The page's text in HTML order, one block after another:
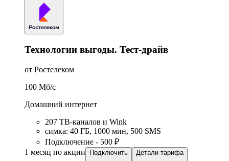
Технологии выгоды. Тест-драйв
от Ростелеком
100 Мб/c
Домашний интернет
207 ТВ-каналов и Wink
симка: 40 ГБ, 1000 мин, 500 SMS
Подключение - 500 ₽
1 месяц по акции
Подключить
Детали тарифа